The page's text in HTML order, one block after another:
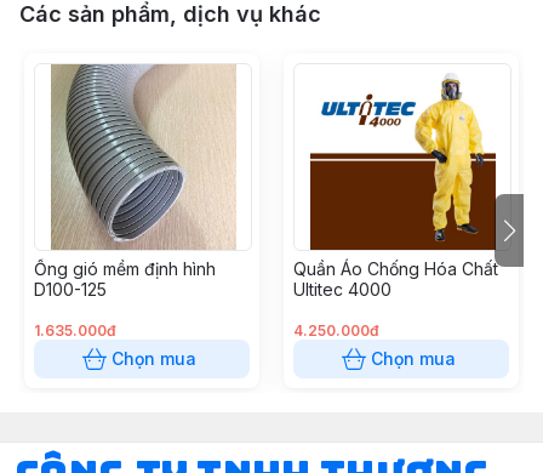
Các sản phẩm, dịch vụ khác
Ống gió mềm định hình
D100-125
1.635.000đ
Chọn mua
Quần Áo Chống Hóa Chất
Ultitec 4000
4.250.000đ
Chọn mua